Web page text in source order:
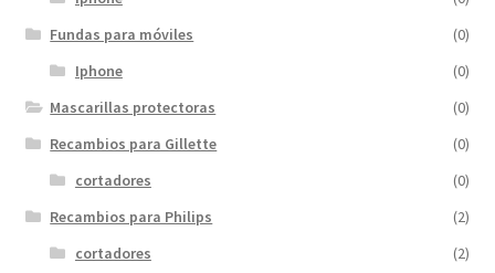
Fundas para móviles
(0)
Iphone
(0)
Mascarillas protectoras
(0)
Recambios para Gillette
(0)
cortadores
(0)
Recambios para Philips
(2)
cortadores
(2)